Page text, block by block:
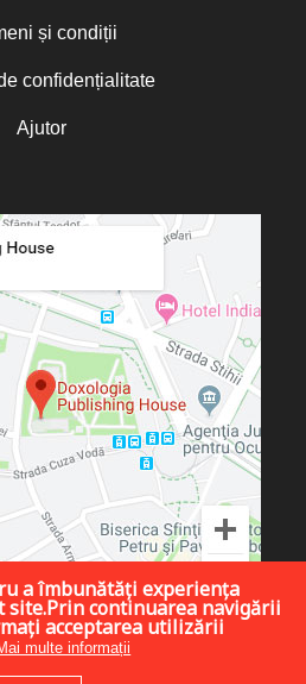
și condiții
confidențialitate
Ajutor
a îmbunătăți experiența
site.Prin continuarea navigării
acceptarea utilizării
multe informații